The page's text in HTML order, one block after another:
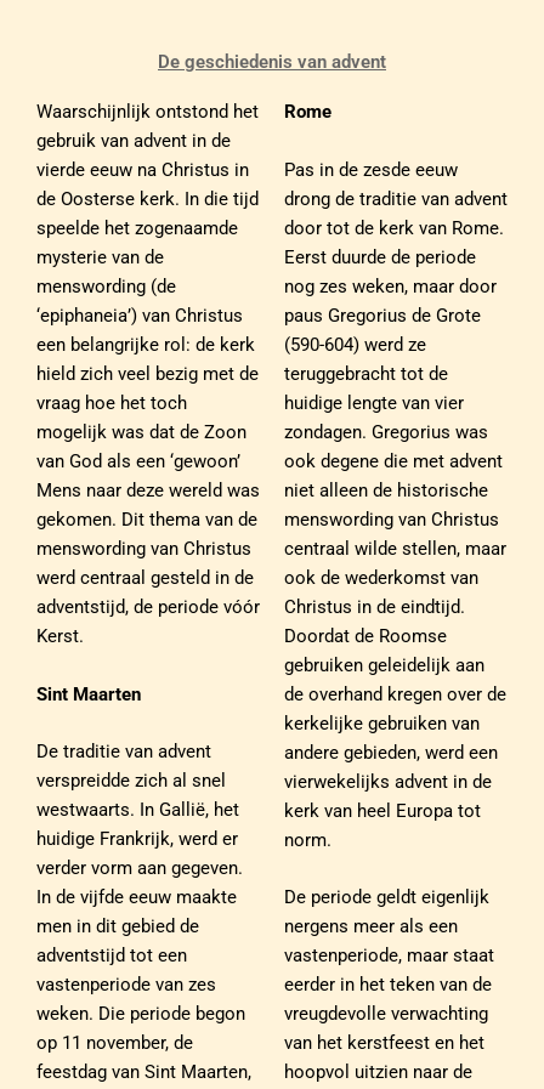
De geschiedenis van advent
Waarschijnlijk ontstond het
gebruik van advent in de
vierde eeuw na Christus in
de Oosterse kerk. In die tijd
speelde het zogenaamde
mysterie van de
menswording (de
‘epiphaneia’) van Christus
een belangrijke rol: de kerk
hield zich veel bezig met de
vraag hoe het toch
mogelijk was dat de Zoon
van God als een ‘gewoon’
Mens naar deze wereld was
gekomen. Dit thema van de
menswording van Christus
werd centraal gesteld in de
adventstijd, de periode vóór
Kerst.
Sint Maarten
De traditie van advent
verspreidde zich al snel
westwaarts. In Gallië, het
huidige Frankrijk, werd er
verder vorm aan gegeven.
In de vijfde eeuw maakte
men in dit gebied de
adventstijd tot een
vastenperiode van zes
weken. Die periode begon
op 11 november, de
feestdag van Sint Maarten,
Rome
Pas in de zesde eeuw
drong de traditie van advent
door tot de kerk van Rome.
Eerst duurde de periode
nog zes weken, maar door
paus Gregorius de Grote
(590-604) werd ze
teruggebracht tot de
huidige lengte van vier
zondagen. Gregorius was
ook degene die met advent
niet alleen de historische
menswording van Christus
centraal wilde stellen, maar
ook de wederkomst van
Christus in de eindtijd.
Doordat de Roomse
gebruiken geleidelijk aan
de overhand kregen over de
kerkelijke gebruiken van
andere gebieden, werd een
vierwekelijks advent in de
kerk van heel Europa tot
norm.
De periode geldt eigenlijk
nergens meer als een
vastenperiode, maar staat
eerder in het teken van de
vreugdevolle verwachting
van het kerstfeest en het
hoopvol uitzien naar de